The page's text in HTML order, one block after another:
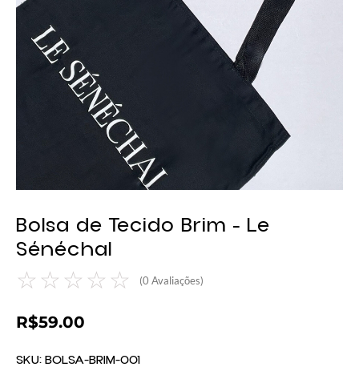
Bolsa de Tecido Brim - Le
Sénéchal
☆ ☆ ☆ ☆ ☆ (0 Avaliações)
R$59.00
SKU:BOLSA-BRIM-001